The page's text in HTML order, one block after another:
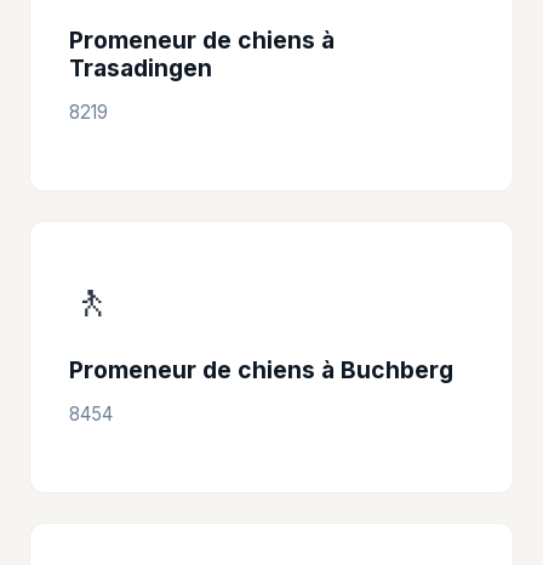
Promeneur de chiens à
Trasadingen
8219
🚶
Promeneur de chiens à Buchberg
8454